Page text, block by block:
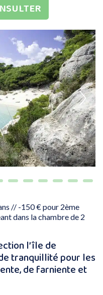
// -150 € pour 2ème
dans la chambre de 2
l’île de
tranquillité pour les
de farniente et